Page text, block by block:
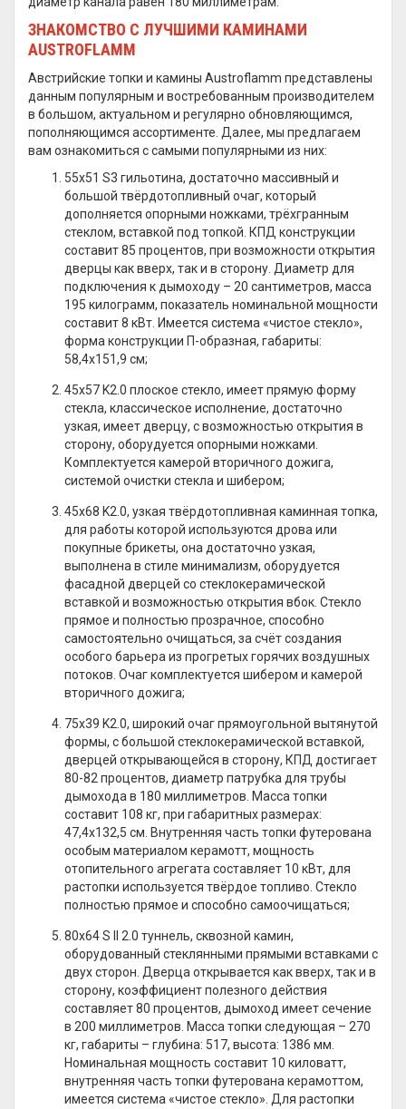
ЗНАКОМСТВО С ЛУЧШИМИ КАМИНАМИ
AUSTROFLAMM
Австрийские топки и камины Austroflamm представлены
данным популярным и востребованным производителем
в большом, актуальном и регулярно обновляющимся,
пополняющимся ассортименте. Далее, мы предлагаем
вам ознакомиться с самыми популярными из них:
55х51 S3 гильотина, достаточно массивный и
большой твёрдотопливный очаг, который
дополняется опорными ножками, трёхгранным
стеклом, вставкой под топкой. КПД конструкции
составит 85 процентов, при возможности открытия
дверцы как вверх, так и в сторону. Диаметр для
подключения к дымоходу – 20 сантиметров, масса
195 килограмм, показатель номинальной мощности
составит 8 кВт. Имеется система «чистое стекло»,
форма конструкции П-образная, габариты:
58,4х151,9 см;
45х57 K2.0 плоское стекло, имеет прямую форму
стекла, классическое исполнение, достаточно
узкая, имеет дверцу, с возможностью открытия в
сторону, оборудуется опорными ножками.
Комплектуется камерой вторичного дожига,
системой очистки стекла и шибером;
45х68 K2.0, узкая твёрдотопливная каминная топка,
для работы которой используются дрова или
покупные брикеты, она достаточно узкая,
выполнена в стиле минимализм, оборудуется
фасадной дверцей со стеклокерамической
вставкой и возможностью открытия вбок. Стекло
прямое и полностью прозрачное, способно
самостоятельно очищаться, за счёт создания
особого барьера из прогретых горячих воздушных
потоков. Очаг комплектуется шибером и камерой
вторичного дожига;
75х39 K2.0, широкий очаг прямоугольной вытянутой
формы, с большой стеклокерамической вставкой,
дверцей открывающейся в сторону, КПД достигает
80-82 процентов, диаметр патрубка для трубы
дымохода в 180 миллиметров. Масса топки
составит 108 кг, при габаритных размерах:
47,4х132,5 см. Внутренняя часть топки футерована
особым материалом керамотт, мощность
отопительного агрегата составляет 10 кВт, для
растопки используется твёрдое топливо. Стекло
полностью прямое и способно самоочищаться;
80х64 S ll 2.0 туннель, сквозной камин,
оборудованный стеклянными прямыми вставками с
двух сторон. Дверца открывается как вверх, так и в
сторону, коэффициент полезного действия
составляет 80 процентов, дымоход имеет сечение
в 200 миллиметров. Масса топки следующая – 270
кг, габариты – глубина: 517, высота: 1386 мм.
Номинальная мощность составит 10 киловатт,
внутренняя часть топки футерована керамоттом,
имеется система «чистое стекло». Для растопки